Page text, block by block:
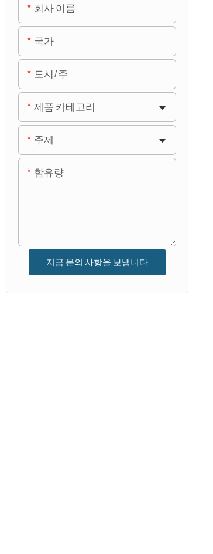
회사 이름
국가
도시/주
제품 카테고리
주제
함유량
지금 문의 사항을 보냅니다